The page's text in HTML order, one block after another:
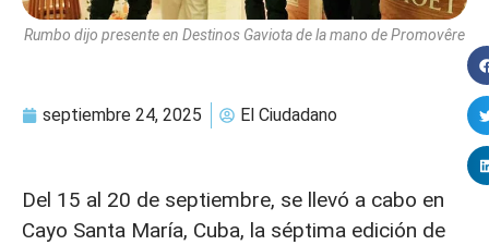
Rumbo dijo presente en Destinos Gaviota de la mano de Promovêre
septiembre 24, 2025 El Ciudadano
Del 15 al 20 de septiembre, se llevó a cabo en
Cayo Santa María, Cuba, la séptima edición de